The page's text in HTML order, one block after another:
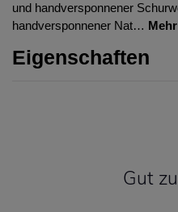
und handversponnener
handversponnener Nat… Mehr
Eigenschaften
Gut